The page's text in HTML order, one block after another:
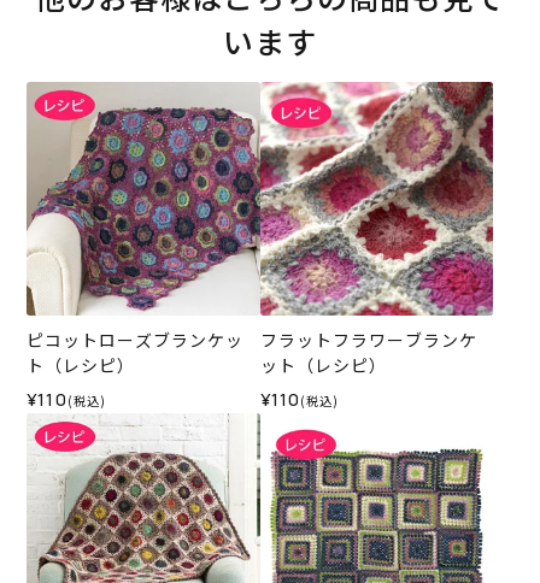
います
ピコットローズブランケッ
ト（レシピ）
¥110 (税込)
フラットフラワーブランケ
ット（レシピ）
¥110 (税込)